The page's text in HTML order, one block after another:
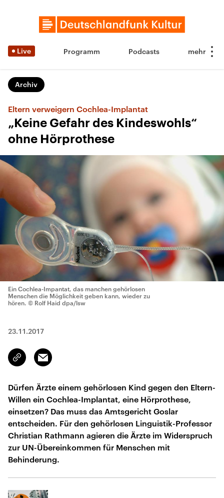
Live Programm Podcasts
Archiv
Eltern verweigern Cochlea-Implantat
„Keine Gefahr des Kindeswohls“
ohne Hörprothese
Ein Cochlea-Impantat, das manchen gehörlosen
Menschen die Möglichkeit geben kann, wieder zu
hören. © Rolf Haid dpa/lsw
23.11.2017
Link
kopieren/teilen
Email
Dürfen Ärzte einem gehörlosen Kind gegen den Eltern-
Willen ein Cochlea-Implantat, eine Hörprothese,
einsetzen? Das muss das Amtsgericht Goslar
entscheiden. Für den gehörlosen Linguistik-Professor
Christian Rathmann agieren die Ärzte im Widerspruch
zur UN-Übereinkommen für Menschen mit
Behinderung.